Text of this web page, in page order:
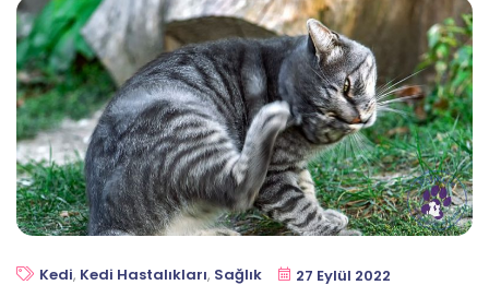
Kedi, Kedi Hastalıkları, Sağlık 27 Eylül 2022